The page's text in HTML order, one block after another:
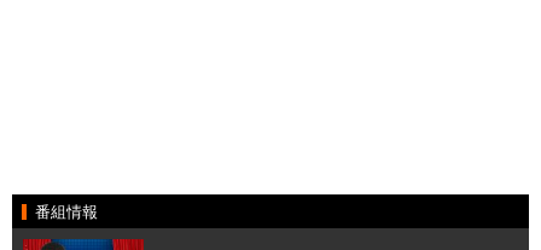
番組情報